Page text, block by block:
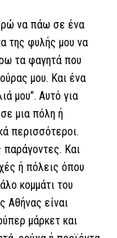
να πάω σε ένα
της φυλής μου να
τα φαγητά που
μου. Και ένα
μου”. Αυτό για
μια πόλη ή
περισσότεροι.
παράγοντες. Και
ή πόλεις όπου
κομμάτι του
Αθήνας είναι
μάρκετ και